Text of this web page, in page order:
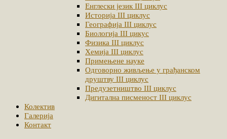
Енглески језик III циклус
Историја III циклус
Географија III циклус
Биологија III цикус
Физика III циклус
Хемија III циклус
Примењене науке
Одговорно живљење у грађанском
друштву III циклус
Предузетништво III циклус
Дигитална писменост III циклус
Колектив
Галерија
Контакт